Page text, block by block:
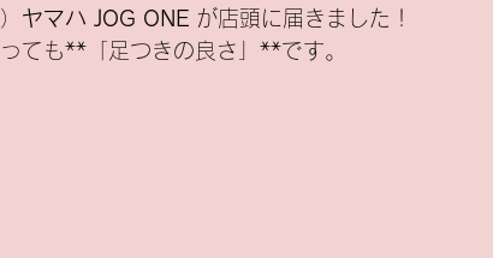
スズキ 電動スクーター 除雪機・汎用品
ヤマハ JOG ONE が店頭に届きました！
ても**「足つきの良さ」**です。